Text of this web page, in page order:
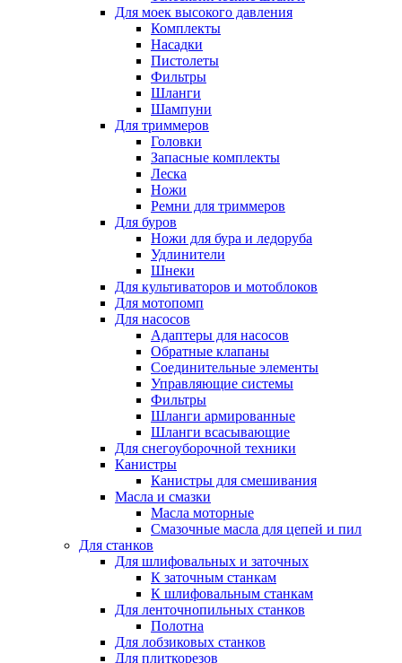
Для моек высокого давления
Комплекты
Насадки
Пистолеты
Фильтры
Шланги
Шампуни
Для триммеров
Головки
Запасные комплекты
Леска
Ножи
Ремни для триммеров
Для буров
Ножи для бура и ледоруба
Удлинители
Шнеки
Для культиваторов и мотоблоков
Для мотопомп
Для насосов
Адаптеры для насосов
Обратные клапаны
Соединительные элементы
Управляющие системы
Фильтры
Шланги армированные
Шланги всасывающие
Для снегоуборочной техники
Канистры
Канистры для смешивания
Масла и смазки
Масла моторные
Смазочные масла для цепей и пил
Для станков
Для шлифовальных и заточных
К заточным станкам
К шлифовальным станкам
Для ленточнопильных станков
Полотна
Для лобзиковых станков
Для плиткорезов